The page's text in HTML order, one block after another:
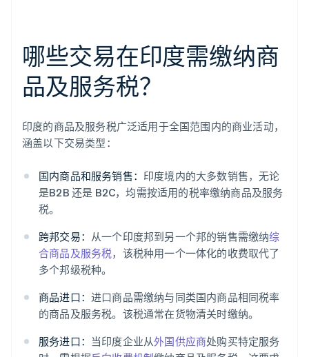
哪些交易在印度需缴纳商
品及服务税？
印度的商品及服务税广泛适用于全国范围内的商业活动，
涵盖以下交易类型：
国内商品和服务销售： 印度境内的大多数销售，无论
是B2B 还是 B2C，均需按适用的税率缴纳商品及服务
税。
跨邦交易： 从一个印度邦到另一个邦的销售需缴纳综
合商品及服务税，该税种用一个一体化的收费取代了
多个邦级税种。
商品进口： 进口商品需缴纳与同类国内商品相同税率
的商品及服务税。该税通常在货物清关时缴纳。
服务进口： 当印度企业从外国供应商处购买特定服务